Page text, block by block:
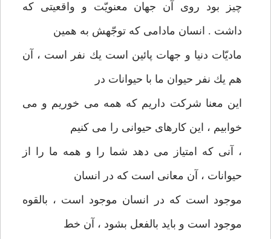
چيز بود روی آن جهان معنويّت و واقعيتی كه
داشت . انسان مادامی كه توجّهش به همين
ماديّات دنيا و جهات پائين است يك نفر است ، آن
هم يك نفر حيوان ما با حيوانات در
اين معنا شركت داريم كه همه می خوريم و می
خوابيم ، اين كارهای حيوانی را می كنيم
، آنی كه امتياز می دهد شما را و همه ما را از
حيوانات ، آن معانی است كه در انسان
موجود است كه در انسان موجود است ، بالقوه
موجود است و بايد بالفعل بشود ، آن خط